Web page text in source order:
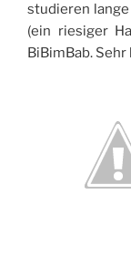
studieren
(ein riesiger
BiBimBab. Sehr